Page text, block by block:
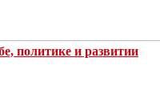
политике и развитии